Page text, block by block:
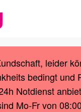
leider
bedingt und
Notdienst
Mo-Fr von